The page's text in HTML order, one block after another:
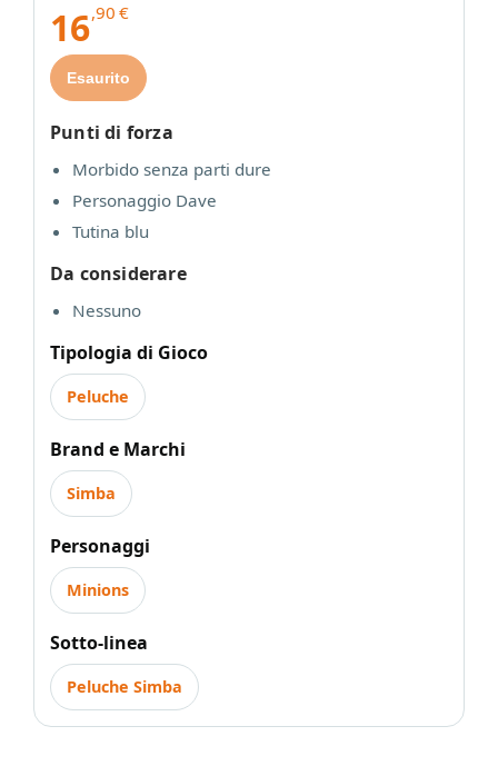
16,90 €
Esaurito
Punti di forza
Morbido senza parti dure
Personaggio Dave
Tutina blu
Da considerare
Nessuno
Tipologia di Gioco
Peluche
Brand e Marchi
Simba
Personaggi
Minions
Sotto-linea
Peluche Simba